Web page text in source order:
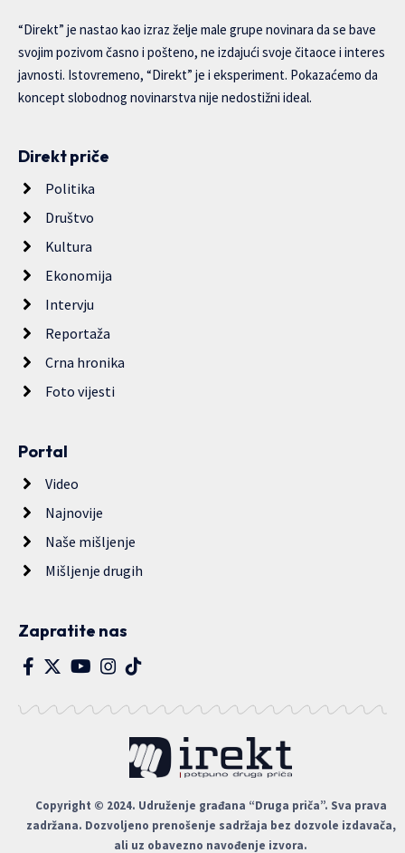
“Direkt” je nastao kao izraz želje male grupe novinara da se bave
svojim pozivom časno i pošteno, ne izdajući svoje čitaoce i interes
javnosti. Istovremeno, “Direkt” je i eksperiment. Pokazaćemo da
koncept slobodnog novinarstva nije nedostižni ideal.
Direkt priče
Politika
Društvo
Kultura
Ekonomija
Intervju
Reportaža
Crna hronika
Foto vijesti
Portal
Video
Najnovije
Naše mišljenje
Mišljenje drugih
Zapratite nas
Copyright © 2024. Udruženje građana “Druga priča”. Sva prava
zadržana. Dozvoljeno prenošenje sadržaja bez dozvole izdavača,
ali uz obavezno navođenje izvora.